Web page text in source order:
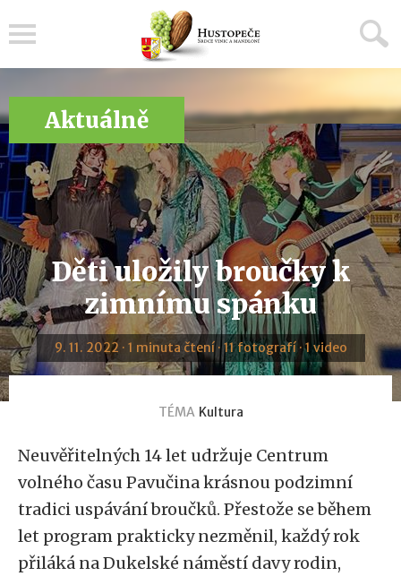
Aktuálně
Děti uložily broučky k
zimnímu spánku
9. 11. 2022 · 1 minuta čtení · 11 fotografí · 1 video
TÉMA Kultura
Neuvěřitelných 14 let udržuje Centrum
volného času Pavučina krásnou podzimní
tradici uspávání broučků. Přestože se během
let program prakticky nezměnil, každý rok
přiláká na Dukelské náměstí davy rodin,